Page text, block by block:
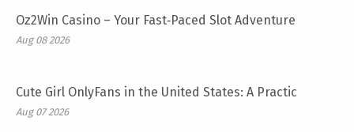
Oz2Win Casino – Your Fast‑Paced Slot Adventure
Aug 08 2026
Cute Girl OnlyFans in the United States: A Practic
Aug 07 2026